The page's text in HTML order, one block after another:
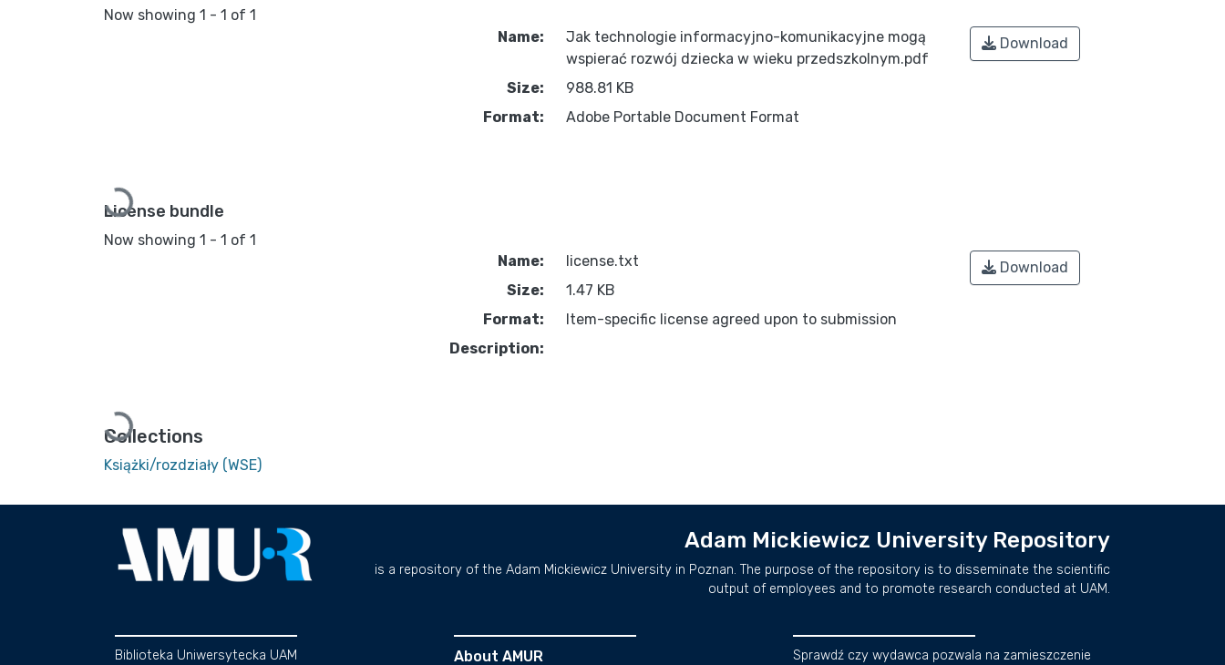
Now showing 1 - 1 of 1
Loading...
Name:
Jak technologie informacyjno-komunikacyjne mogą
wspierać rozwój dziecka w wieku przedszkolnym.pdf
Size:
988.81 KB
Format:
Adobe Portable Document Format
Download
License bundle
Now showing 1 - 1 of 1
Loading...
Name:
license.txt
Size:
1.47 KB
Format:
Item-specific license agreed upon to submission
Description:
Download
Collections
Książki/rozdziały (WSE)
Adam Mickiewicz University Repository
is a repository of the Adam Mickiewicz University in Poznan. The purpose of the repository is to disseminate the scientific
output of employees and to promote research conducted at UAM.
Biblioteka Uniwersytecka UAM About AMUR Sprawdź czy wydawca pozwala na zamieszczenie